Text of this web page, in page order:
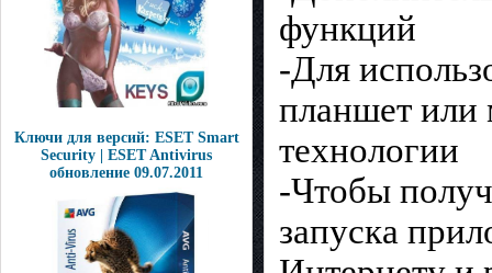
Ключи для версий: ESET Smart
Security | ESET Antivirus
обновление 09.07.2011
функций
-Для
планшет или
технологии
-Чтобы
запуска